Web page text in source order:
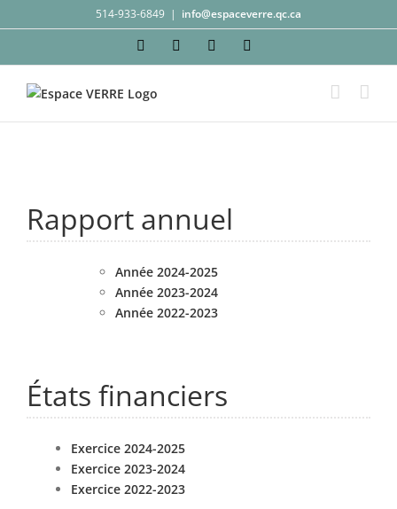
au
514-933-6849 | info@espaceverre.qc.ca
FacebookInstagramYouTube
Rapport annuel
Année 2024-2025
Année 2023-2024
Année 2022-2023
États financiers
Exercice 2024-2025
Exercice 2023-2024
Exercice 2022-2023